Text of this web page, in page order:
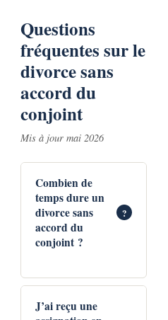
Questions
fréquentes sur le
divorce sans
accord du
conjoint
Mis à jour mai 2026
Combien de
temps dure un
divorce sans
accord du
conjoint ?
?
En règle générale,
J’ai reçu une